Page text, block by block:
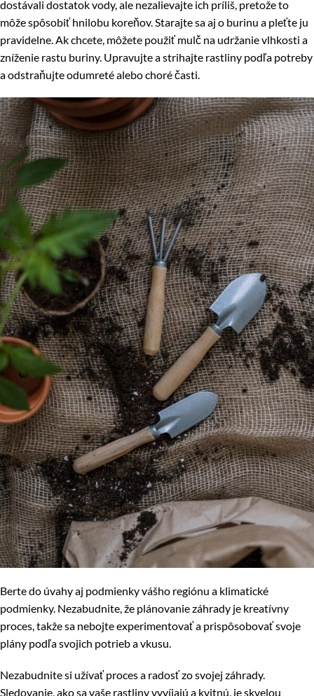
dostávali dostatok vody, ale nezalievajte ich príliš, pretože to
môže spôsobiť hnilobu koreňov. Starajte sa aj o burinu a pleťte ju
pravidelne. Ak chcete, môžete použiť mulč na udržanie vlhkosti a
zníženie rastu buriny. Upravujte a strihajte rastliny podľa potreby
a odstraňujte odumreté alebo choré časti.
Berte do úvahy aj podmienky vášho regiónu a klimatické
podmienky. Nezabudnite, že plánovanie záhrady je kreatívny
proces, takže sa nebojte experimentovať a prispôsobovať svoje
plány podľa svojich potrieb a vkusu.
Nezabudnite si užívať proces a radosť zo svojej záhrady.
Sledovanie, ako sa vaše rastliny vyvíjajú a kvitnú, je skvelou